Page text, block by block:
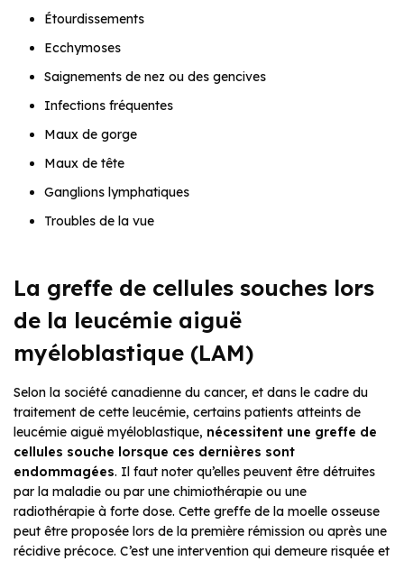
Étourdissements
Ecchymoses
Saignements de nez ou des gencives
Infections fréquentes
Maux de gorge
Maux de tête
Ganglions lymphatiques
Troubles de la vue
La greffe de cellules souches lors
de la leucémie aiguë
myéloblastique (LAM)
Selon la société canadienne du cancer, et dans le cadre du
traitement de cette leucémie, certains patients atteints de
leucémie aiguë myéloblastique, nécessitent une greffe de
cellules souche lorsque ces dernières sont
endommagées. Il faut noter qu’elles peuvent être détruites
par la maladie ou par une chimiothérapie ou une
radiothérapie à forte dose. Cette greffe de la moelle osseuse
peut être proposée lors de la première rémission ou après une
récidive précoce. C’est une intervention qui demeure risquée et